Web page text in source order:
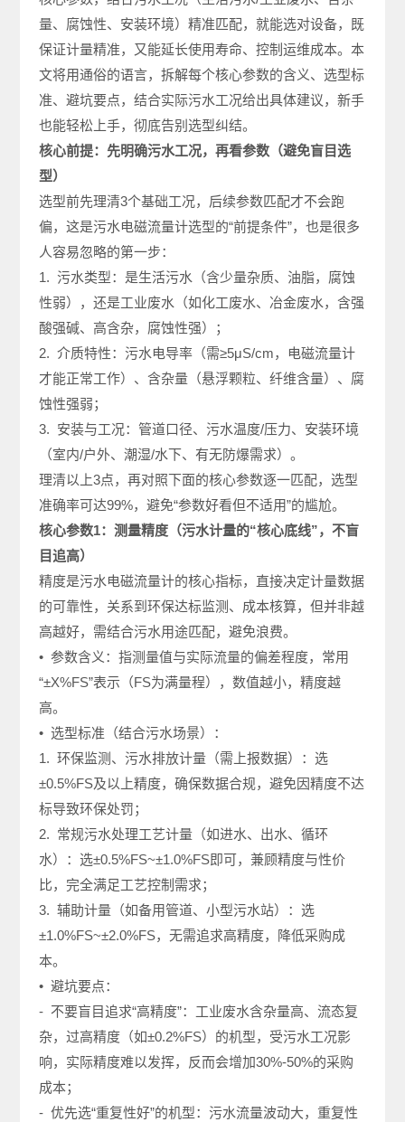
量、腐蚀性、安装环境）精准匹配，就能选对设备，既
保证计量精准，又能延长使用寿命、控制运维成本。本
文将用通俗的语言，拆解每个核心参数的含义、选型标
准、避坑要点，结合实际污水工况给出具体建议，新手
也能轻松上手，彻底告别选型纠结。
核心前提：先明确污水工况，再看参数（避免盲目选
型）
选型前先理清3个基础工况，后续参数匹配才不会跑
偏，这是污水电磁流量计选型的“前提条件”，也是很多
人容易忽略的第一步：
1. 污水类型：是生活污水（含少量杂质、油脂，腐蚀
性弱），还是工业废水（如化工废水、冶金废水，含强
酸强碱、高含杂，腐蚀性强）；
2. 介质特性：污水电导率（需≥5μS/cm，电磁流量计
才能正常工作）、含杂量（悬浮颗粒、纤维含量）、腐
蚀性强弱；
3. 安装与工况：管道口径、污水温度/压力、安装环境
（室内/户外、潮湿/水下、有无防爆需求）。
理清以上3点，再对照下面的核心参数逐一匹配，选型
准确率可达99%，避免“参数好看但不适用”的尴尬。
核心参数1：测量精度（污水计量的“核心底线”，不盲
目追高）
精度是污水电磁流量计的核心指标，直接决定计量数据
的可靠性，关系到环保达标监测、成本核算，但并非越
高越好，需结合污水用途匹配，避免浪费。
• 参数含义：指测量值与实际流量的偏差程度，常用
“±X%FS”表示（FS为满量程），数值越小，精度越
高。
• 选型标准（结合污水场景）：
1. 环保监测、污水排放计量（需上报数据）：选
±0.5%FS及以上精度，确保数据合规，避免因精度不达
标导致环保处罚；
2. 常规污水处理工艺计量（如进水、出水、循环
水）：选±0.5%FS~±1.0%FS即可，兼顾精度与性价
比，完全满足工艺控制需求；
3. 辅助计量（如备用管道、小型污水站）：选
±1.0%FS~±2.0%FS，无需追求高精度，降低采购成
本。
• 避坑要点：
- 不要盲目追求“高精度”：工业废水含杂量高、流态复
杂，过高精度（如±0.2%FS）的机型，受污水工况影
响，实际精度难以发挥，反而会增加30%-50%的采购
成本；
- 优先选“重复性好”的机型：污水流量波动大，重复性